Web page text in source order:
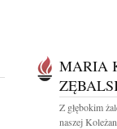
MARIA
Z głębokim
naszej